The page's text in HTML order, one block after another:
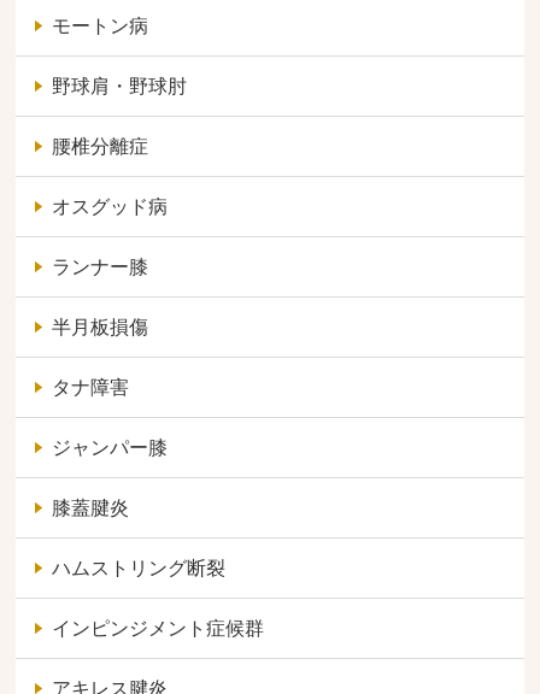
モートン病
野球肩・野球肘
腰椎分離症
オスグッド病
ランナー膝
半月板損傷
タナ障害
ジャンパー膝
膝蓋腱炎
ハムストリング断裂
インピンジメント症候群
アキレス腱炎